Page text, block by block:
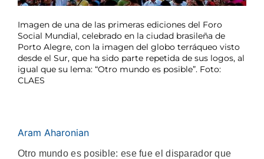
Imagen de una de las primeras ediciones del Foro
Social Mundial, celebrado en la ciudad brasileña de
Porto Alegre, con la imagen del globo terráqueo visto
desde el Sur, que ha sido parte repetida de sus logos, al
igual que su lema: “Otro mundo es posible”. Foto:
CLAES
Aram Aharonian
Otro mundo es posible: ese fue el disparador que